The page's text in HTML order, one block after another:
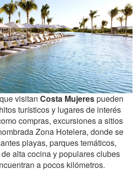
visitan Costa Mujerespueden
turísticos y lugares de interés
compras, excursiones a sitios
Zona Hotelera, donde se
playas, parques temáticos,
alta cocina y populares clubes
a pocos kilómetros.